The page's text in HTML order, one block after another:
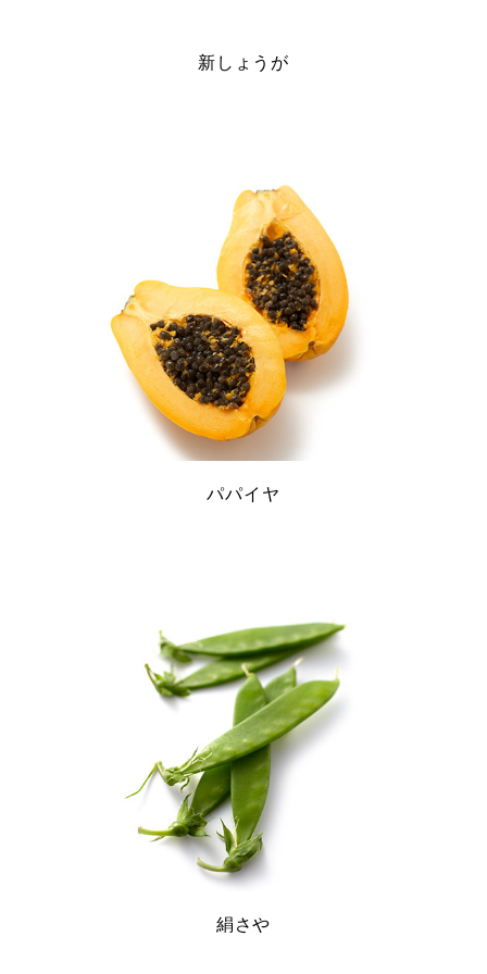
新しょうが
パパイヤ
絹さや